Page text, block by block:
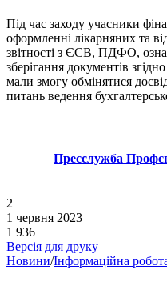
Під час заходу учасники
оформленні лікарняних та
звітності з ЄСВ, ПДФО,
зберігання документів
мали змогу обмінятися
питань ведення
Пресслужба
2
1 червня 2023
1 936
Версія для друку
Новини/Інформаційна